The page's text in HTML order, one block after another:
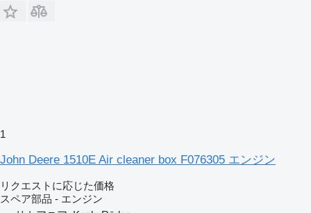
1
John Deere 1510E Air cleaner box F076305 エンジン
リクエストに応じた価格
スペア部品 - エンジン